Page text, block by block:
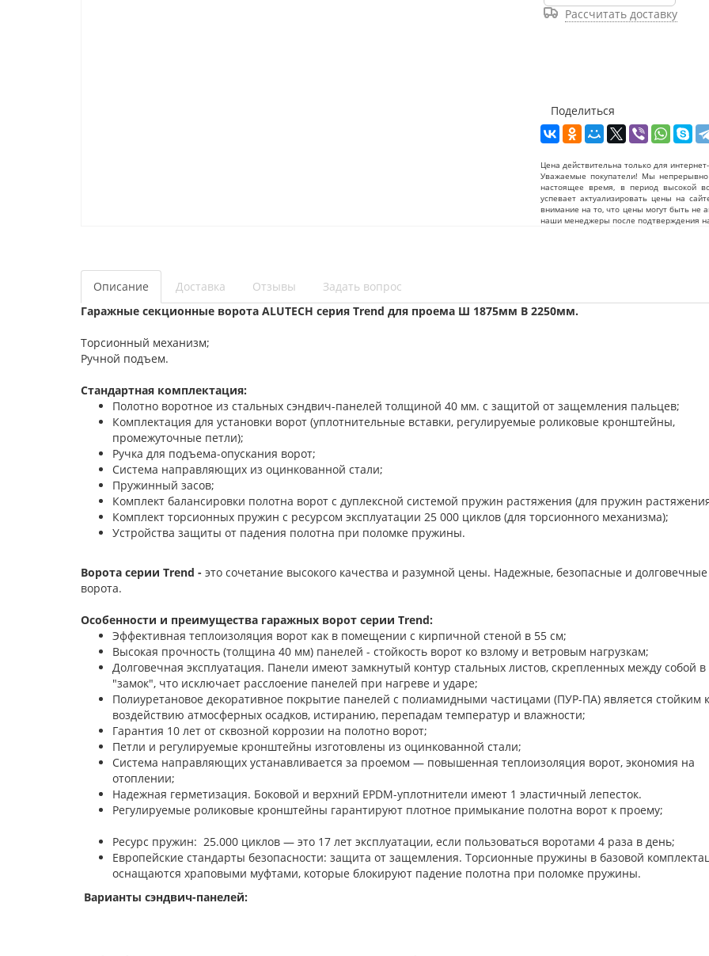
Рассчитать доставку
Поделиться
Цена действительна только для
Уважаемые покупатели! Мы
настоящее время, в период высокой
успевает актуализировать цены на
внимание на то, что цены могут быть не
наши менеджеры после подтверждения
Описание Доставка Отзывы
Задать вопрос
Гаражные секционные ворота ALUTECH серия Trend для проема Ш 1875мм В 2250мм.
Торсионный механизм;
Ручной подъем.
Стандартная комплектация:
Полотно воротное из стальных сэндвич-панелей толщиной 40 мм. с защитой от защемления пальцев;
Комплектация для установки ворот (уплотнительные вставки, регулируемые роликовые кронштейны,
промежуточные петли);
Ручка для подъема-опускания ворот;
Система направляющих из оцинкованной стали;
Пружинный засов;
Комплект балансировки полотна ворот с дуплексной системой пружин растяжения (для пружин
Комплект торсионных пружин с ресурсом эксплуатации 25 000 циклов (для торсионного механизма);
Устройства защиты от падения полотна при поломке пружины.
Ворота серии Trend - это сочетание высокого качества и разумной цены. Надежные, безопасные и долговечные
ворота.
Особенности и преимущества гаражных ворот серии Trend:
Эффективная теплоизоляция ворот как в помещении с кирпичной стеной в 55 см;
Высокая прочность (толщина 40 мм) панелей - стойкость ворот ко взлому и ветровым нагрузкам;
Долговечная эксплуатация. Панели имеют замкнутый контур стальных листов, скрепленных между собой в
"замок", что исключает расслоение панелей при нагреве и ударе;
Полиуретановое декоративное покрытие панелей с полиамидными частицами (ПУР-ПА) является стойким к
воздействию атмосферных осадков, истиранию, перепадам температур и влажности;
Гарантия 10 лет от сквозной коррозии на полотно ворот;
Петли и регулируемые кронштейны изготовлены из оцинкованной стали;
Система направляющих устанавливается за проемом — повышенная теплоизоляция ворот, экономия на
отоплении;
Надежная герметизация. Боковой и верхний EPDM-уплотнители имеют 1 эластичный лепесток.
Регулируемые роликовые кронштейны гарантируют плотное примыкание полотна ворот к
Ресурс пружин: 25.000 циклов — это 17 лет эксплуатации, если пользоваться воротами 4 раза в день;
Европейские стандарты безопасности: защита от защемления. Торсионные пружины в базовой
оснащаются храповыми муфтами, которые блокируют падение полотна при поломке пружины.
Варианты сэндвич-панелей: